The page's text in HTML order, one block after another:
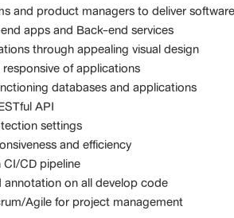
and product managers to deliver
apps and Back-end services
through appealing visual design
of applications
databases and applications
API
settings
and efficiency
CD pipeline
on all develop code
Agile for project management